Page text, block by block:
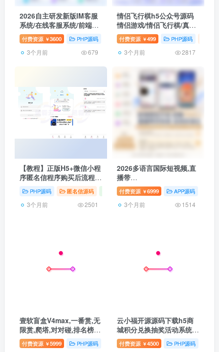
2026自主研发新版IM客服
系统/在线客服系统/前端
VUE/网站H5/pc客服源码
付费资源 ￥3600 PHP源码 壹软互站 壹软自研
3个月前 679
情侣飞行棋h5公众号源码
情侣游戏/情侣飞行棋/真心
话大冒险/情侣情趣骰子项
目介绍
付费资源 ￥499 PHP源码
3个月前 2817
【教程】正版H5+微信小程
序匿名信程序购买后流程和
一封来信搭建使用教程
PHP源码 匿名信源码 壹软自研
3个月前 2501
2026多语言国际短视频,直
播带
货,Shortvideo,CloneTiktok,
语聊房APP,手机直播h5游
戏直播WEBh5网页开播多
付费资源 ￥6999 APP源码
3个月前 1514
壹软盲盒V4max,一番赏,无
限赏,爬塔,对对碰,排名榜盲
盒商城源码,前端uniapp后
端php开源源码
付费资源 ￥5999 PHP源码 国内盲盒 壹软互站
云小福开源源码下载h5商
城积分兑换抽奖活动系统券
小券/小券商城模式/云小福
云店购物抢夺宝物优惠券商
付费资源 ￥4500 PHP源码